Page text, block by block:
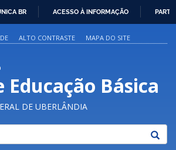
PARA
O
BR ACESSO À INFORMAÇÃO
ALTO CONTRASTE MAPA DO SITE
Educação Básica
DE UBERLÂNDIA